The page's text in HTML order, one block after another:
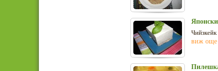
Чийзкейк
виж още